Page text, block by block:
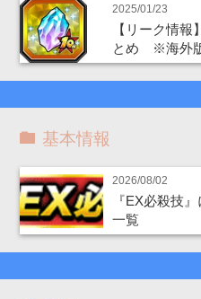
2025/01/23
【リーク情報
とめ ※海外
基本情報
2026/08/02
『EX必殺技
一覧